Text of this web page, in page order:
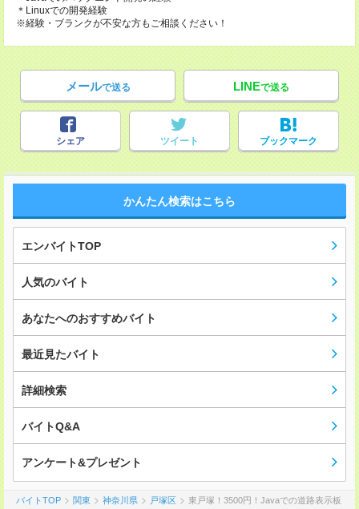
＊Linuxでの開発経験
※経験・ブランクが不安な方もご相談ください！
メールで送る LINEで送る
シェア ツイート ブックマーク
かんたん検索はこちら
エンバイトTOP
人気のバイト
あなたへのおすすめバイト
最近見たバイト
詳細検索
バイトQ&A
アンケート&プレゼント
バイトTOP 関東 神奈川県 戸塚区 東戸塚！3500円！Javaでの道路表示板